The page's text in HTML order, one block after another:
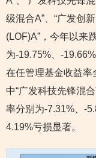
级混合A”、“广发创
(LOF)A”，今年以来
为-19.75%、-
在任管理基金收益率
中“广发科技先锋混
率分别为-7.31%、-
4.19%亏损显著。